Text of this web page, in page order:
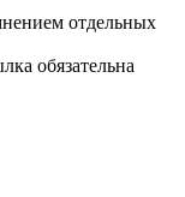
отдельных
обязательна